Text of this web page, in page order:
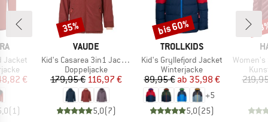
Jacket
Preis
€
(1)
MARKE
VAUDE
Artikel
Kid's Casarea 3in1 Jacket II
Produktgruppe
Doppeljacke
Preis
179,95 €reduzierter Preis
116,97 €
5,0(7)
Rabatt
35%
MARKE
TROLLKIDS
Artikel
Kid's Gryllefjord Jacket
Produktgruppe
Winterjacke
Preis
89,95 € reduzierter Preis
ab 35,98 €
+5
5,0(25)
Rabatt
bis 60%
Artikel
Women's